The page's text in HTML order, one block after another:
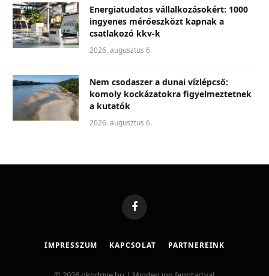
Energiatudatos vállalkozásokért: 1000
ingyenes mérőeszközt kapnak a
csatlakozó kkv-k
2026. augusztus 6.
Nem csodaszer a dunai vízlépcső:
komoly kockázatokra figyelmeztetnek
a kutatók
2026. augusztus 6.
Facebook
IMPRESSZUM KAPCSOLAT PARTNEREINK